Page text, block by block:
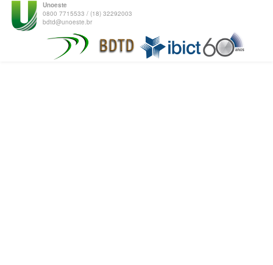
Unoeste
0800 7715533 / (18) 32292003
bdtd@unoeste.br